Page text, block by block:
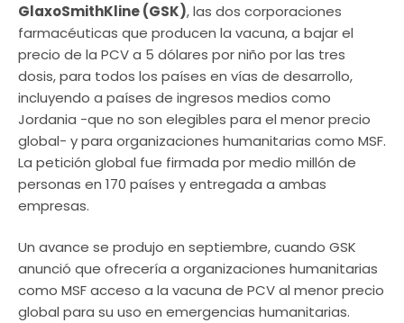
GlaxoSmithKline (GSK), las dos corporaciones
farmacéuticas que producen la vacuna, a bajar el
precio de la PCV a 5 dólares por niño por las tres
dosis, para todos los países en vías de desarrollo,
incluyendo a países de ingresos medios como
Jordania -que no son elegibles para el menor precio
global- y para organizaciones humanitarias como MSF.
La petición global fue firmada por medio millón de
personas en 170 países y entregada a ambas
empresas.
Un avance se produjo en septiembre, cuando GSK
anunció que ofrecería a organizaciones humanitarias
como MSF acceso a la vacuna de PCV al menor precio
global para su uso en emergencias humanitarias.